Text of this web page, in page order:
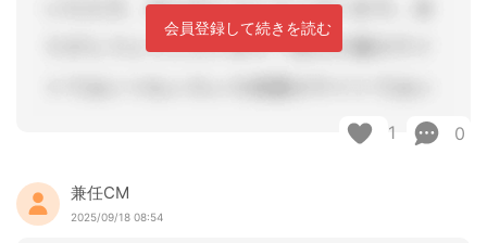
会員登録して続きを読む
1 0
兼任CM
2025/09/18 08:54